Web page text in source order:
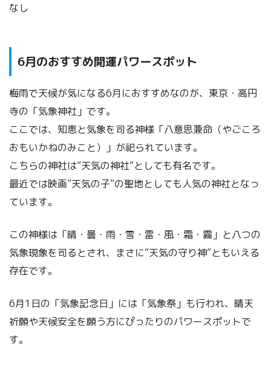
なし
6月のおすすめ開運パワースポット
梅雨で天候が気になる6月におすすめなのが、東京・高円
寺の「気象神社」です。
ここでは、知恵と気象を司る神様「八意思兼命（やごころ
おもいかねのみこと）」が祀られています。
こちらの神社は”天気の神社”としても有名です。
最近では映画”天気の子”の聖地としても人気の神社となっ
ています。
この神様は「晴・曇・雨・雪・雷・風・霜・霧」と八つの
気象現象を司るとされ、まさに“天気の守り神”ともいえる
存在です。
6月1日の「気象記念日」には「気象祭」も行われ、晴天
祈願や天候安全を願う方にぴったりのパワースポットで
す。